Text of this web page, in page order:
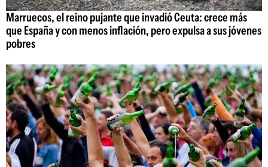
Marruecos, el reino pujante que invadió Ceuta: crece más
que España y con menos inflación, pero expulsa a sus jóvenes
pobres